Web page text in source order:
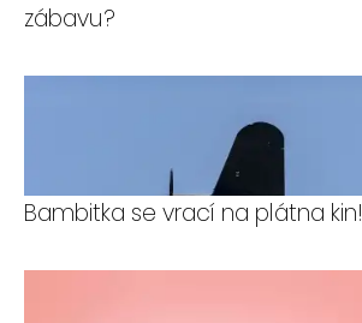
zábavu?
Bambitka se vrací na plátna kin!